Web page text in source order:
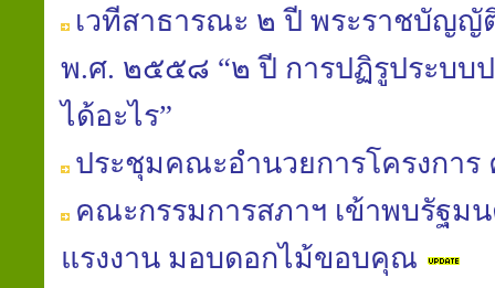
เวทีสาธารณะ ๒ ปี พระราชบัญ
พ.ศ. ๒๕๕๘ “๒ ปี การปฏิรูประบบ
ได้อะไร”
ประชุมคณะอำนวยการโครงการ
คณะกรรมการสภาฯ เข้าพบรัฐมน
แรงงาน มอบดอกไม้ขอบคุณ